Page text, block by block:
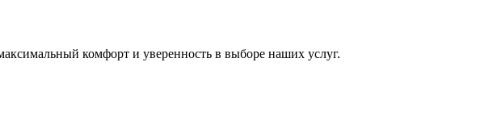
комфорт и уверенность в выборе наших услуг.